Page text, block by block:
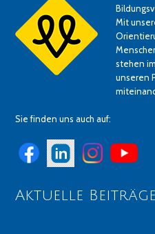
Mit
stehen
unseren
Sie finden uns auch auf:
Aktuelle Beiträge